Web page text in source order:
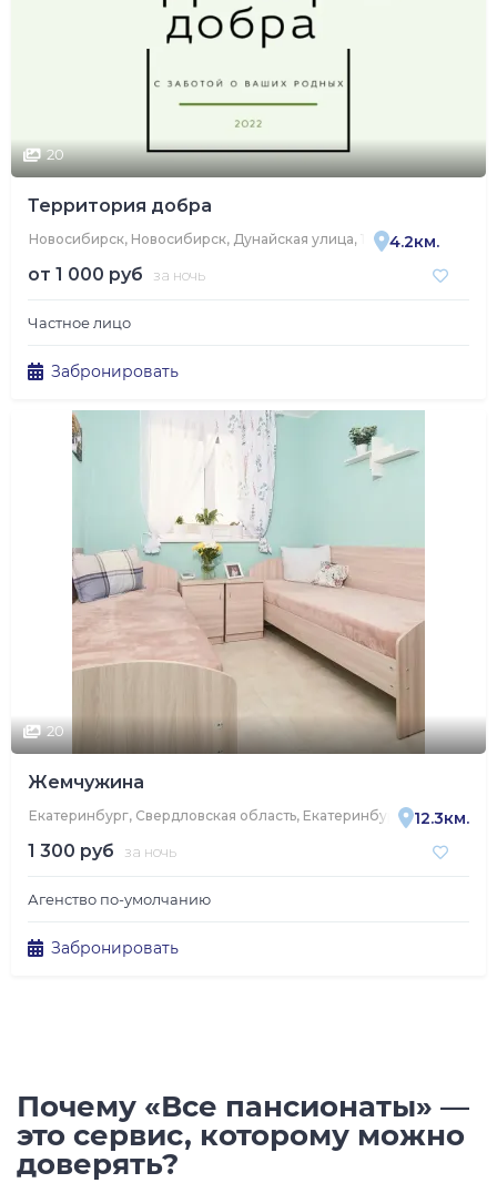
20
Территория добра
Новосибирск, Новосибирск, Дунайская улица, 13 4.2км.
от 1 000 руб за ночь
Частное лицо
Забронировать
20
Жемчужина
Екатеринбург, Свердловская область, Екатеринбург, улица
12.3км.
1 300 руб за ночь
Агенство по-умолчанию
Забронировать
Почему «Все пансионаты» —
это сервис, которому можно
доверять?